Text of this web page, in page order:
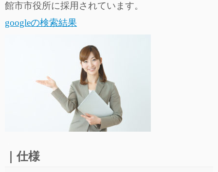
館市市役所に採用されています。
googleの検索結果
｜仕様